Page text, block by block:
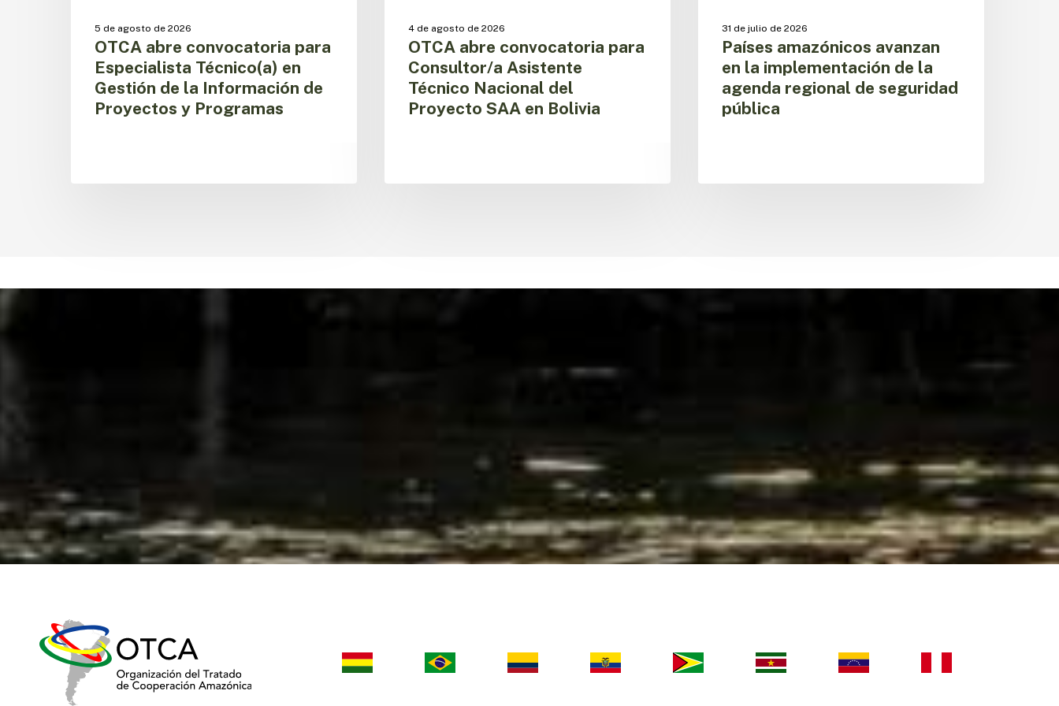
Programas
5 de agosto de 2026
OTCA abre convocatoria para
Especialista Técnico(a) en
Gestión de la Información de
Proyectos y Programas
4 de agosto de 2026
OTCA abre convocatoria para
Consultor/a Asistente
Técnico Nacional del
Proyecto SAA en Bolivia
31 de julio de 2026
Países amazónicos avanzan
en la implementación de la
agenda regional de seguridad
pública